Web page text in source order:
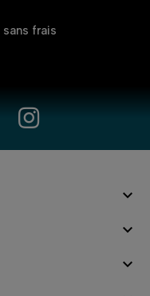
sans frais


